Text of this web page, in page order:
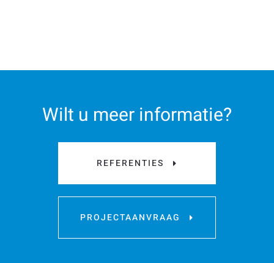
Wilt u meer informatie?
REFERENTIES
PROJECTAANVRAAG